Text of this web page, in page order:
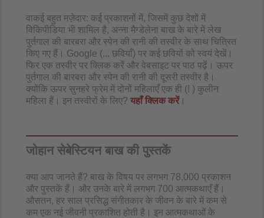
वाकई बहुत मज़ेदार: कई प्रकाशनों में, जिसमें कुछ देशों में
विकिपीडिया भी शामिल है, अन्ना मैग्डेलेना बाख के बारे में लेख
पुर्तगाल की बारबरा और स्पेन की रानी की तस्वीर के साथ चित्रित
किए गए हैं। Google (... छवियाँ) पर कई छवियों को स्वयं देखें।
फिर एक तस्वीर पर क्लिक करें और वेबसाइट पर पाठ पढ़ें। ऊपर
पुर्तगाल की बारबरा और स्पेन की रानी की दूसरी तस्वीर है।
क्योंकि ऊपर सुनहरे फ्रेम में दोनों महिलाएँ एक ही (! ) कुलीन
महिला हैं। इन तस्वीरों के लिए? यहाँ क्लिक करें।
जोहान सेबेस्टियन बाख की पुस्तकें
क्या आप जानते हैं? बाख के विषय पर लगभग 78,000 प्रकाशन
और पुस्तकें हैं। और उनके बारे में लगभग 700 आत्मकथाएँ हैं।
औसतन, हर साल प्रसिद्ध संगीतकार के जीवन के बारे में कम से
कम एक नई जीवनी प्रकाशित होती है। इन आत्मकथाओं के